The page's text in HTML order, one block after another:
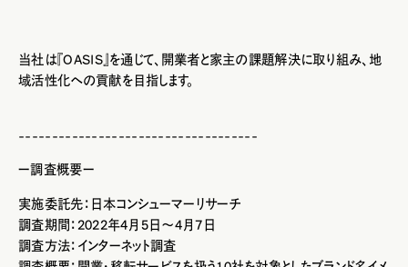
当社は『OASIS』を通じて、開業者と家主の課題解決に取り組み、 地
域活性化への貢献を目指します。
------------------------------------
ー調査概要ー
実施委託先：日本コンシューマーリサーチ
調査期間：2022年4月5日～4月7日
調査方法：インターネット調査